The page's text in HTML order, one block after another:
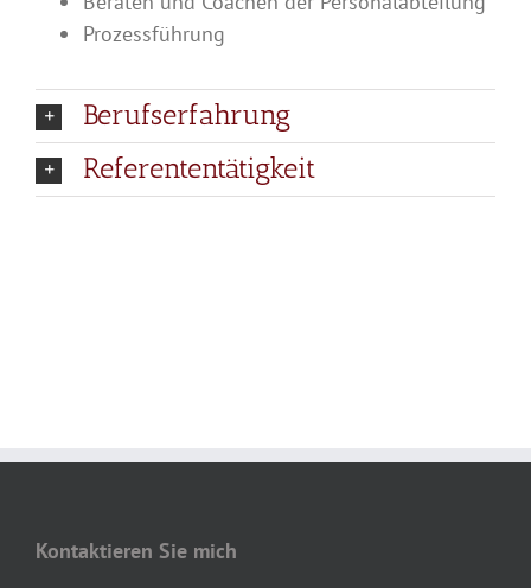
Prozessführung
Berufserfahrung
Referententätigkeit
Kontaktieren Sie mich